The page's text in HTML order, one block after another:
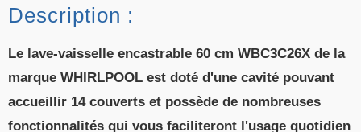
Description :
Le lave-vaisselle encastrable 60 cm WBC3C26X de la
marque WHIRLPOOL est doté d'une cavité pouvant
accueillir 14 couverts et possède de nombreuses
fonctionnalités qui vous faciliteront l'usage quotidien